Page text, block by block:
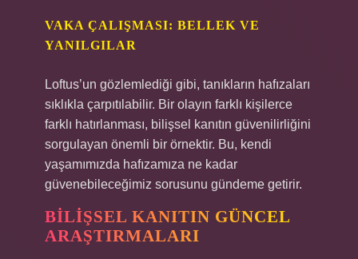
VAKA ÇALIŞMASI: BELLEK VE
YANILGILAR
Loftus’un gözlemlediği gibi, tanıkların hafızaları
sıklıkla çarpıtılabilir. Bir olayın farklı kişilerce
farklı hatırlanması, bilişsel kanıtın güvenilirliğini
sorgulayan önemli bir örnektir. Bu, kendi
yaşamımızda hafızamıza ne kadar
güvenebileceğimiz sorusunu gündeme getirir.
BILIŞSEL KANITIN GÜNCEL
ARAŞTIRMALARI